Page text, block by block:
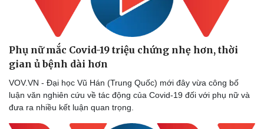
Phụ nữ mắc Covid-19 triệu chứng nhẹ hơn, thời
gian ủ bệnh dài hơn
VOV.VN - Đại học Vũ Hán (Trung Quốc) mới đây vừa công bố
luận văn nghiên cứu về tác động của Covid-19 đối với phụ nữ và
đưa ra nhiều kết luận quan trọng.